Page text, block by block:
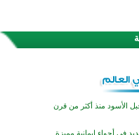
الشخصية للشباب المسلمين
3000 متسابق
الأسود منذ أكثر من قرن
في أجواء إيمانية مميزة